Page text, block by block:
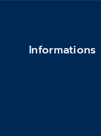
Informations